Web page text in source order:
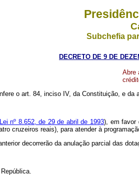
Subchefia
DECRETO DE 9 DE
Abre
o art. 84, inciso IV, da Constituição, e
nº 8.652, de 29 de abril de 1993), em favor
cruzeiros reais), para atender à
decorrerão da anulação parcial das